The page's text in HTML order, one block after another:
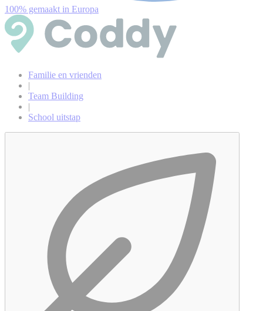
100% gemaakt in Europa
Familie en vrienden
|
Team Building
|
School uitstap